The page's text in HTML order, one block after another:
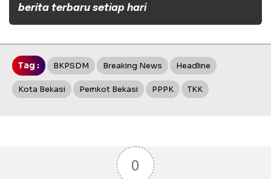
berita terbaru setiap hari
Tag : BKPSDM Breaking News Headline
Kota Bekasi Pemkot Bekasi PPPK TKK
0